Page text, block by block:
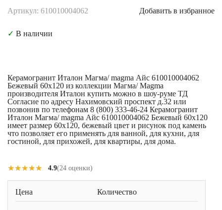
Артикул: 610010004062 Добавить в избранное
✓ В наличии
Керамогранит Италон Магма/ magma Айс 610010004062
Бежевый 60x120 из коллекции Магма/ Magma
производителя Италон купить можно в шоу-руме ТД
Согласие по адресу Нахимовский проспект д.32 или
позвонив по телефонам 8 (800) 333-46-24 Керамогранит
Италон Магма/ magma Айс 610010004062 Бежевый 60x120
имеет размер 60x120, бежевый цвет и рисунок под камень
что позволяет его применять для ванной, для кухни, для
гостиной, для прихожей, для квартиры, для дома.
★★★★★
★★★★★ 4.9(24 оценки)
Цена Количество